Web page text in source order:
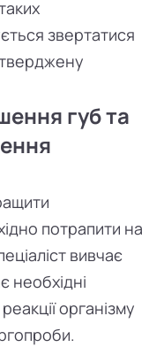
звертатися
губ та
потрапити на
вивчає
необхідні
організму